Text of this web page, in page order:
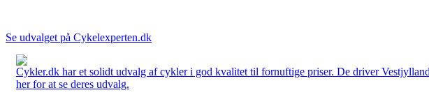
Se udvalget på Cykelexperten.dk
Cykler.dk har et solidt udvalg af cykler i god kvalitet til fornuftige priser. De driver
her for at se deres udvalg.